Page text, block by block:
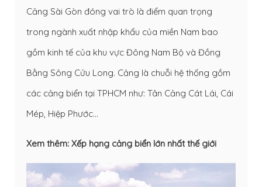
Cảng Sài Gòn đóng vai trò là điểm quan trọng
trong ngành xuất nhập khẩu của miền Nam bao
gồm kinh tế của khu vực Đông Nam Bộ và Đồng
Bằng Sông Cửu Long. Cảng là chuỗi hệ thống gồm
các cảng biển tại TPHCM như: Tân Cảng Cát Lái, Cái
Mép, Hiệp Phước…
Xem thêm: Xếp hạng cảng biển lớn nhất thế giới